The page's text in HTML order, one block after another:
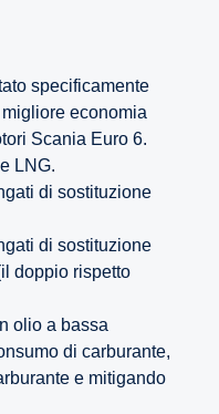
specificamente
economia
Scania Euro 6.
LNG.
di sostituzione
di sostituzione
doppio rispetto
olio a bassa
di carburante,
e mitigando